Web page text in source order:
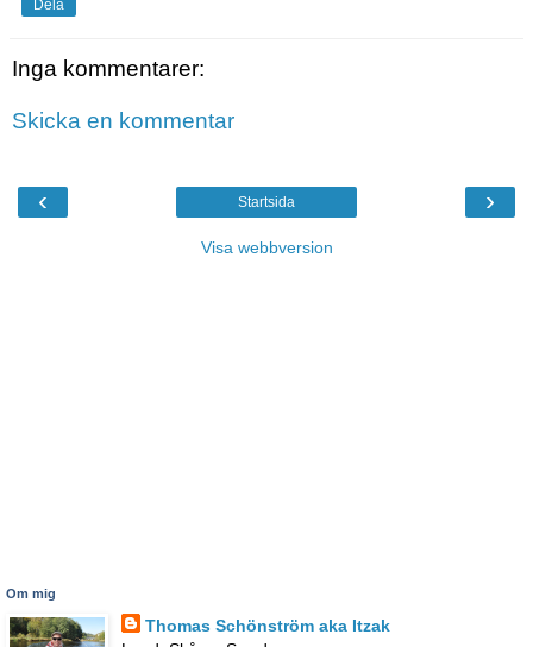
Dela
Inga kommentarer:
Skicka en kommentar
‹ ›
Startsida
Visa webbversion
Om mig
Thomas Schönström aka Itzak